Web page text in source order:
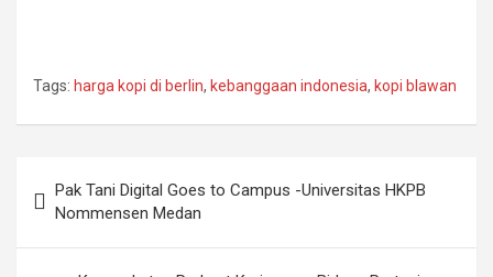
Tags: harga kopi di berlin, kebanggaan indonesia, kopi blawan
navigation
Pak Tani Digital Goes to Campus -Universitas HKPB
Nommensen Medan